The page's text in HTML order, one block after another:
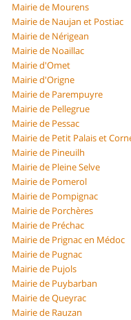
Mairie de Mourens
Mairie de Naujan et Postiac
Mairie de Nérigean
Mairie de Noaillac
Mairie d'Omet
Mairie d'Origne
Mairie de Parempuyre
Mairie de Pellegrue
Mairie de Pessac
Mairie de Petit Palais et
Mairie de Pineuilh
Mairie de Pleine Selve
Mairie de Pomerol
Mairie de Pompignac
Mairie de Porchères
Mairie de Préchac
Mairie de Prignac en Médoc
Mairie de Pugnac
Mairie de Pujols
Mairie de Puybarban
Mairie de Queyrac
Mairie de Rauzan